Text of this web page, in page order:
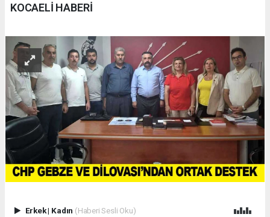
KOCAELİ HABERİ
Erkek| Kadın (Haberi Sesli Oku)